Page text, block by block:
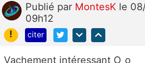
Publié par MontesK le
09h12
!
citer
Vachement intéressant O_o